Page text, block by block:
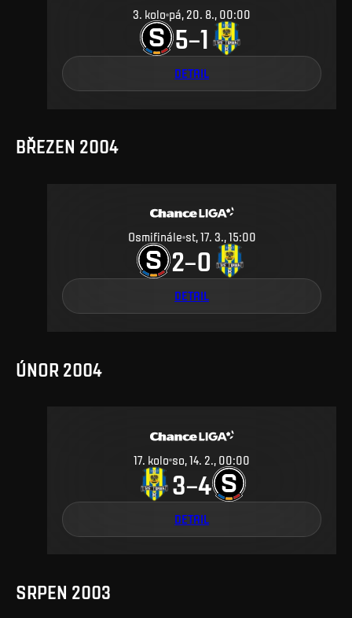
3. kolo pá, 20. 8., 00:00
5–1
DETAIL
BŘEZEN 2004
Osmifinále st, 17. 3., 15:00
2–0
DETAIL
ÚNOR 2004
17. kolo so, 14. 2., 00:00
3–4
DETAIL
SRPEN 2003